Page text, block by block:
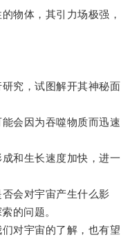
体，其引力场极强，
究，试图解开其神秘面
会因为吞噬物质而迅速
和生长速度加快，进一
会对宇宙产生什么影
的问题。
对宇宙的了解，也有望